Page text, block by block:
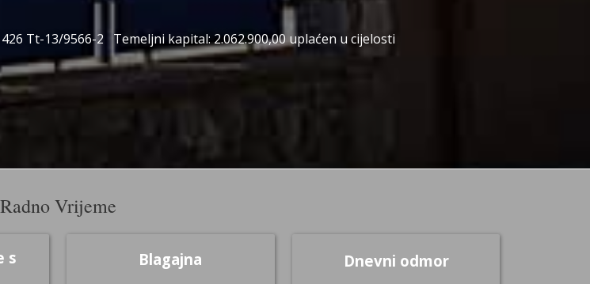
Tt-13/9566-2 Temeljni kapital: 2.062.900,00 uplaćen u cijelosti
Radno Vrijeme
s
Blagajna Dnevni odmor